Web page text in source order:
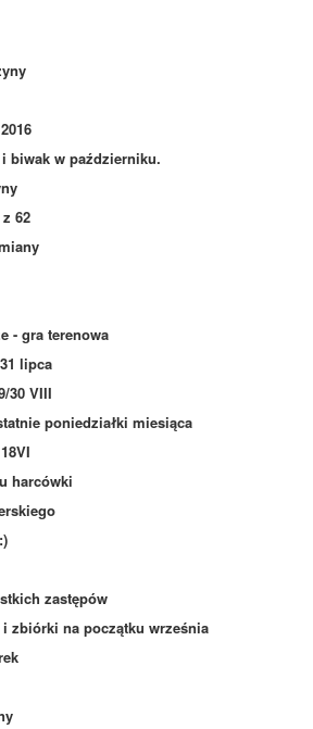
biwak w październiku.
62
- gra terenowa
lipca
30 VIII
poniedziałki miesiąca
harcówki
zastępów
zbiórki na początku września